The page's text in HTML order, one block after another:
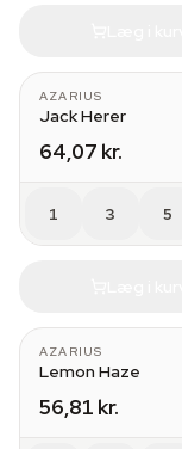
AZARIUS
Jack Herer
64,07 kr.
1 3 5
AZARIUS
Lemon Haze
56,81 kr.